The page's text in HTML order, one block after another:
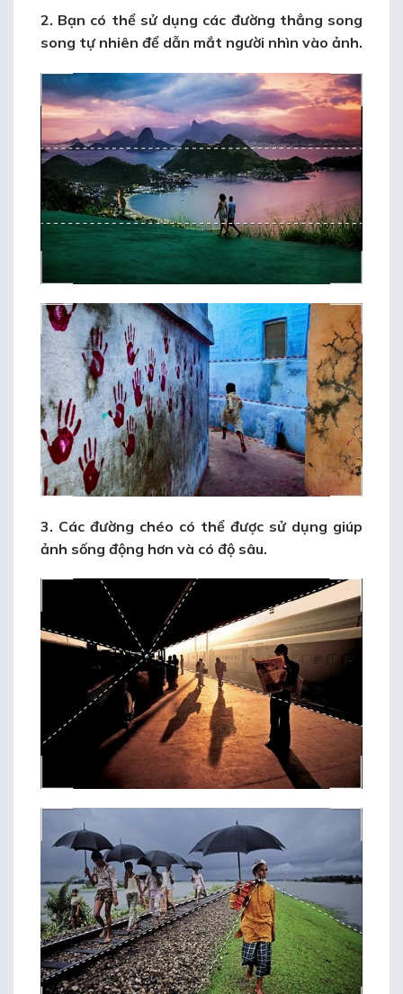
2. Bạn có thể sử dụng các đường thẳng song
song tự nhiên để dẫn mắt người nhìn vào ảnh.
3. Các đường chéo có thể được sử dụng giúp
ảnh sống động hơn và có độ sâu.